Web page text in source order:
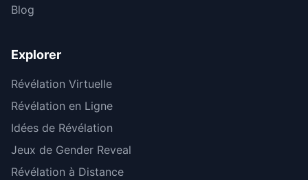
Blog
Explorer
Révélation Virtuelle
Révélation en Ligne
Idées de Révélation
Jeux de Gender Reveal
Révélation à Distance